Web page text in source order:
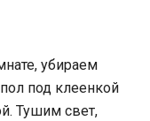
убираем
под клеенкой
Тушим свет,